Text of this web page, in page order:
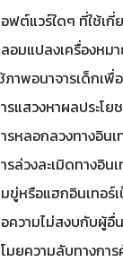
ฟต์แวร์ใดๆ ที่ใช้เ
อมแปลงเครื่องหม
ภาพอนาจารเด็กเพื่
รแสวงหาผลประโ
รหลอกลวงทางอิน
รล่วงละเมิดทางอิน
ขู่หรือแฮกอินเทอร์
ความไม่สงบกับผู้อื่น
มยความลับทางการ